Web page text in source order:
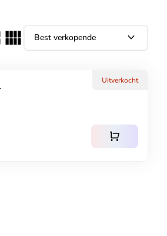
expand_more
Uitverkocht
shopping_cart